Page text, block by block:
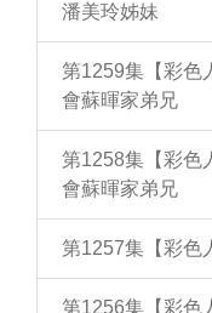
潘美玲姊妹
第1259集【彩色
會蘇暉家弟兄
第1258集【彩色
會蘇暉家弟兄
第1257集【彩色
第1256集【彩色